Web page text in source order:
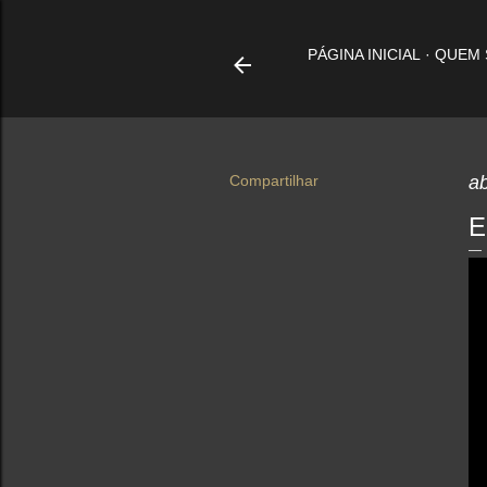
PÁGINA INICIAL QUEM
Compartilhar